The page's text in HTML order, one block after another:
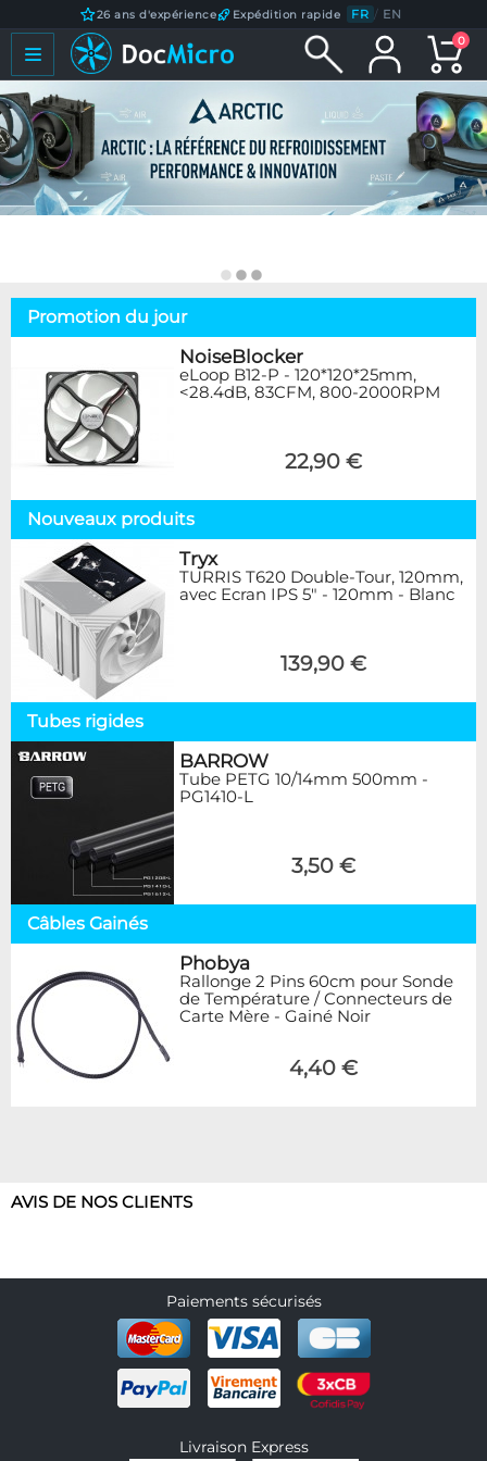
26 ans d'expérience Expédition rapide FR / EN
0
Promotion du jour
NoiseBlocker
eLoop B12-P - 120*120*25mm,
<28.4dB, 83CFM, 800-2000RPM
22,90 €
Nouveaux produits
Tryx
TURRIS T620 Double-Tour, 120mm,
avec Ecran IPS 5" - 120mm - Blanc
139,90 €
Tubes rigides
BARROW
Tube PETG 10/14mm 500mm -
PG1410-L
3,50 €
Câbles Gainés
Phobya
Rallonge 2 Pins 60cm pour Sonde
de Température / Connecteurs de
Carte Mère - Gainé Noir
4,40 €
AVIS DE NOS CLIENTS
Paiements sécurisés
Livraison Express